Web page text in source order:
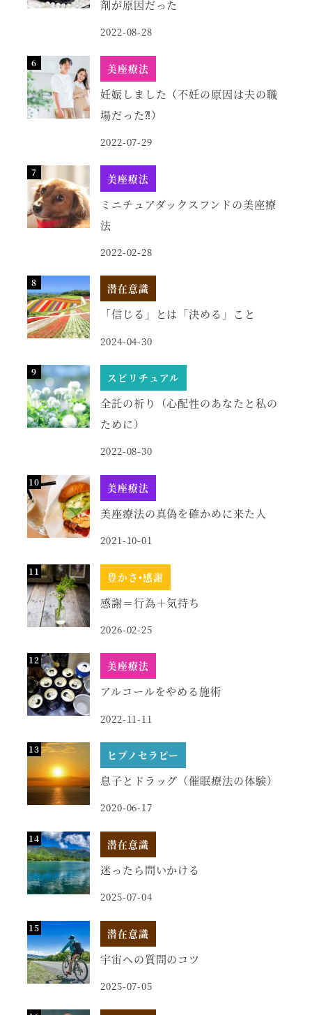
剤が原因だった
2022-08-28
美座療法
妊娠しました（不妊の原因は夫の職
場だった⁈）
2022-07-29
美座療法
ミニチュアダックスフンドの美座療
法
2022-02-28
潜在意識
「信じる」とは「決める」こと
2024-04-30
スピリチュアル
全託の祈り（心配性のあなたと私の
ために）
2022-08-30
美座療法
美座療法の真偽を確かめに来た人
2021-10-01
豊かさ•感謝
感謝＝行為＋気持ち
2026-02-25
美座療法
アルコールをやめる施術
2022-11-11
ヒプノセラピー
息子とドラッグ（催眠療法の体験）
2020-06-17
潜在意識
迷ったら問いかける
2025-07-04
潜在意識
宇宙への質問のコツ
2025-07-05